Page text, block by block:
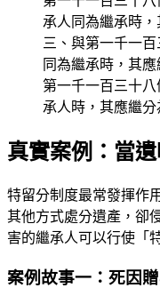
承人同為繼承時
三、與第一千一
同為繼承時，其
第一千一百三十
承人時，其應繼分
真實案例：當
特留分制度最常發揮作
其他方式處分遺產，卻
害的繼承人可以行使「
案例故事一：死因